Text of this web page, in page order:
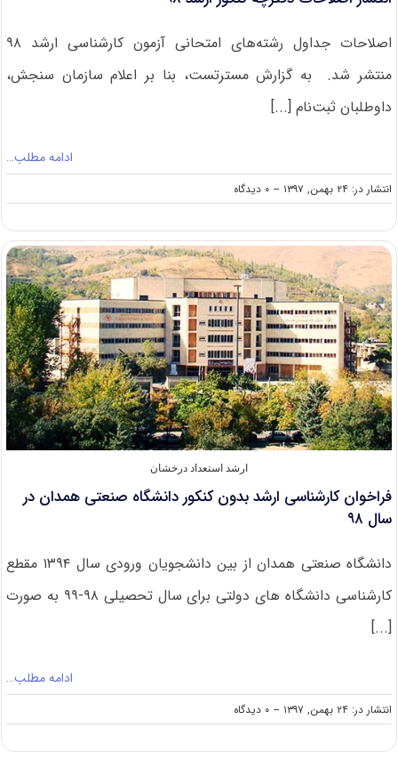
اصلاحات جداول رشته‌های امتحانی آزمون‌ کارشناسی ارشد ۹۸
منتشر شد. به گزارش مسترتست، بنا بر اعلام سازمان سنجش،
داوطلبان ثبت‌نام [...]
ادامه مطلب…
انتشار در: ۲۴ بهمن, ۱۳۹۷ -- ۰ دیدگاه
on
انتشار
دفترچه
کنکور
ارشد
۹۸
ارشد استعداد درخشان
فراخوان کارشناسی ارشد بدون کنکور دانشگاه صنعتی همدان در
سال ۹۸
دانشگاه صنعتی همدان از بین دانشجویان ورودی سال ۱۳۹۴ مقطع
کارشناسی دانشگاه های دولتی برای سال تحصیلی ۹۸-۹۹ به صورت
[...]
ادامه مطلب…
انتشار در: ۲۴ بهمن, ۱۳۹۷ -- ۰ دیدگاه
on
فراخوان